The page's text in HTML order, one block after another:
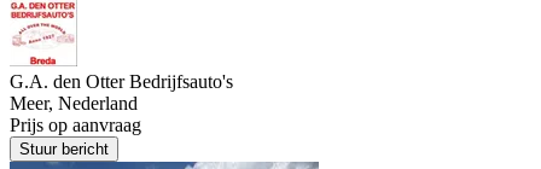
G.A. den Otter Bedrijfsauto's
Meer, Nederland
Prijs op aanvraag
Stuur bericht